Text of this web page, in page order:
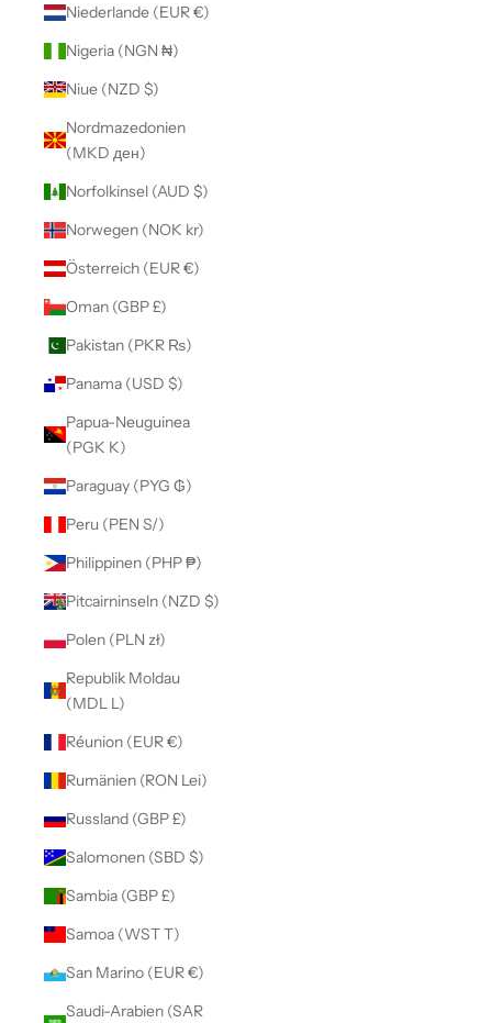
Niederlande (EUR €)
Nigeria (NGN ₦)
Niue (NZD $)
Nordmazedonien
(MKD ден)
Norfolkinsel (AUD $)
Norwegen (NOK kr)
Österreich (EUR €)
Oman (GBP £)
Pakistan (PKR ₨)
Panama (USD $)
Papua-Neuguinea
(PGK K)
Paraguay (PYG ₲)
Peru (PEN S/)
Philippinen (PHP ₱)
Pitcairninseln (NZD $)
Polen (PLN zł)
Republik Moldau
(MDL L)
Réunion (EUR €)
Rumänien (RON Lei)
Russland (GBP £)
Salomonen (SBD $)
Sambia (GBP £)
Samoa (WST T)
San Marino (EUR €)
Saudi-Arabien (SAR